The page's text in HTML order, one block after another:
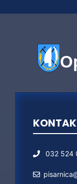
032 524